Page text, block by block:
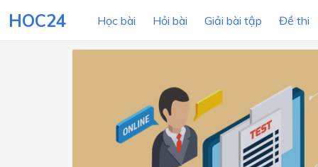
HOC24 Học bài Hỏi bài Giải bài tập Đề thi
LỚP HỌC
Lớp 12